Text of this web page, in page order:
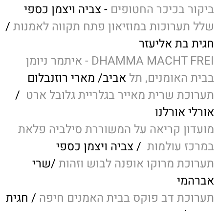
ביקור בכיכר החטופים - צביה ויצמן כספי
שלל תערוכות במוזיאון פתח תקווה לאמנות /
חגית בת אליעזר
DHAMMA MACHT FREI - איתמר ניומן
בבית האומנים, תל אביב/ מארי רוזנבלום
תערוכת שרית מאייר בגלריית גלובל ארט /
אורלי אורלנו
מועדון קריאה על המשוררת סילביה פלאת
במרכז עולמות / צביה ויצמן כספי
תערוכת מרוקו אופנה לבוש וזהות /שרי
אברהמי
תערוכת דב פוקס בבית האמנים חיפה / חגית